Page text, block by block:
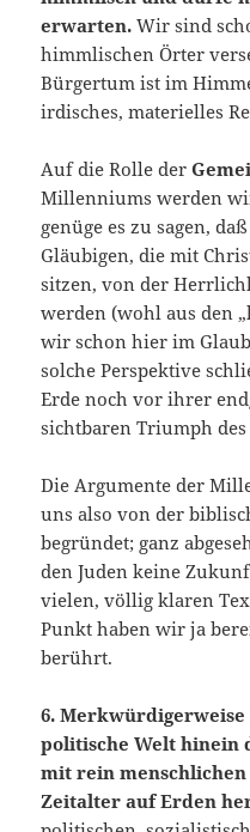
erwarten. Wir sind
himmlischen Örter
Bürgertum ist im
irdisches, materielles
Auf die Rolle der
Millenniums werden
genüge es zu sagen,
Gläubigen, die mit
sitzen, von der
werden (wohl aus den
wir schon hier im
solche Perspektive
Erde noch vor ihrer
sichtbaren Triumph
Die Argumente der
uns also von der
begründet; ganz
den Juden keine
vielen, völlig klaren
Punkt haben wir ja
berührt.
6. Merkwürdigerweise
politische Welt hinein
mit rein
Zeitalter auf Erden